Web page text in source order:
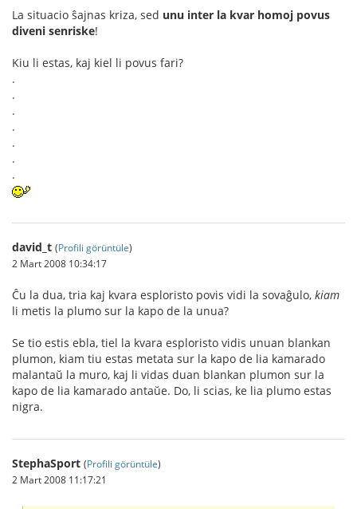
La situacio ŝajnas kriza, sed unu inter la kvar homoj povus
diveni senriske!
Kiu li estas, kaj kiel li povus fari?
.
.
.
.
.
.
.
david_t (Profili görüntüle)
2 Mart 2008 10:34:17
Ĉu la dua, tria kaj kvara esploristo povis vidi la sovaĝulo, kiam
li metis la plumo sur la kapo de la unua?
Se tio estis ebla, tiel la kvara esploristo vidis unuan blankan
plumon, kiam tiu estas metata sur la kapo de lia kamarado
malantaŭ la muro, kaj li vidas duan blankan plumon sur la
kapo de lia kamarado antaŭe. Do, li scias, ke lia plumo estas
nigra.
StephaSport (Profili görüntüle)
2 Mart 2008 11:17:21